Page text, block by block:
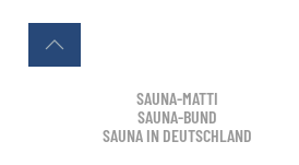
SAUNA-MATTI
SAUNA-BUND
SAUNA IN DEUTSCHLAND